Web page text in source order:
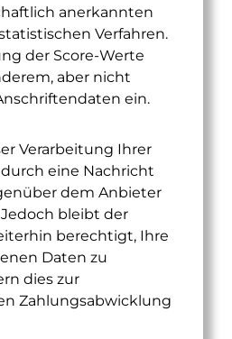
anerkannten
Verfahren.
der Score-Werte
aber nicht
ein.
Verarbeitung Ihrer
eine Nachricht
dem Anbieter
bleibt der
berechtigt, Ihre
Daten zu
dies zur
Zahlungsabwicklung